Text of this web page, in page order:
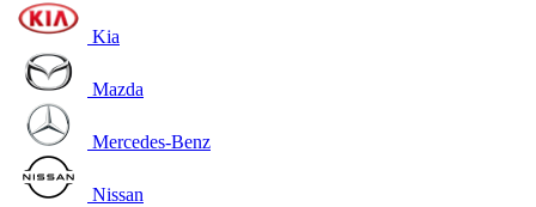
Kia
Mazda
Mercedes-Benz
Nissan